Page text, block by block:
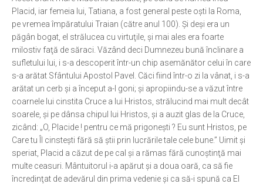
Predici și cateheze
Pelerinaje
Ortodox în diaspora
Evenimente
Biserici și mănăstiri
Viață curată
Nevoințe contemporane
Familia de azi
Casa curată
Placid, iar femeia lui, Tatiana, a fost general peste oşti la Roma,
pe vremea împăratului Traian (către anul 100). Şi deşi era un
păgân bogat, el strălucea cu virtuţile, şi mai ales era foarte
milostiv faţă de săraci. Văzând deci Dumnezeu bună înclinare a
sufletului lui, i s-a descoperit într-un chip asemănător celui în care
s-a arătat Sfântului Apostol Pavel. Căci fiind într-o zi la vânat, i s-a
arătat un cerb şi a început a-l goni; şi apropiindu-se a văzut între
coarnele lui cinstita Cruce a lui Hristos, strălucind mai mult decât
soarele, şi pe dânsa chipul lui Hristos, şi a auzit glas de la Cruce,
zicând: „O, Placide ! pentru ce mă prigoneşti ? Eu sunt Hristos, pe
Care tu Îl cinsteşti fără să ştii prin lucrările tale cele bune.” Uimit şi
speriat, Placid a căzut de pe cal şi a rămas fără cunoştinţă mai
multe ceasuri. Mântuitorul i-a apărut şi a doua oară, ca să fie
încredinţat de adevărul din prima vedenie şi ca să-i spună ca El